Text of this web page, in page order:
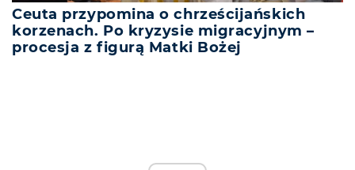
Ceuta przypomina o chrześcijańskich
korzenach. Po kryzysie migracyjnym –
procesja z figurą Matki Bożej